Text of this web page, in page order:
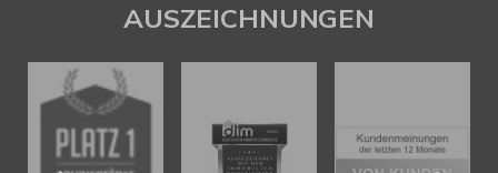
AUSZEICHNUNGEN